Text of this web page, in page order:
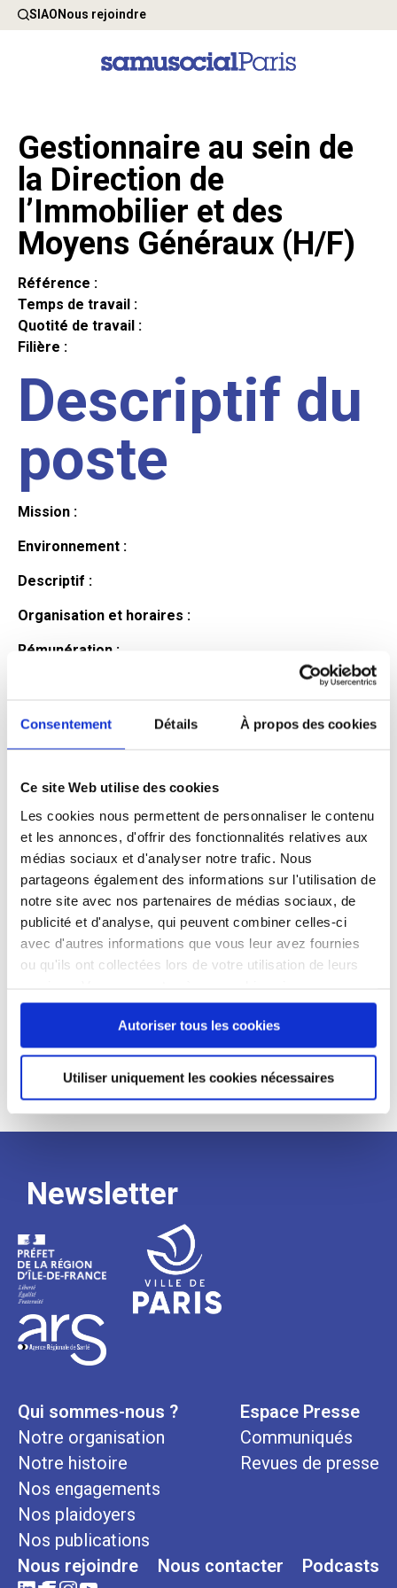
Consentement Détails À propos des cookies
Ce site Web utilise des cookies
Les cookies nous permettent de personnaliser le contenu
et les annonces, d'offrir des fonctionnalités relatives aux
médias sociaux et d'analyser notre trafic. Nous
partageons également des informations sur l'utilisation de
notre site avec nos partenaires de médias sociaux, de
publicité et d'analyse, qui peuvent combiner celles-ci
avec d'autres informations que vous leur avez fournies
ou qu'ils ont collectées lors de votre utilisation de leurs
continuez à utiliser notre site Web.
Autoriser tous les cookies
Utiliser uniquement les cookies nécessaires
SIAONous rejoindre
Gestionnaire au sein de
la Direction de
l’Immobilier et des
Moyens Généraux (H/F)
Référence :
Temps de travail :
Quotité de travail :
Filière :
Descriptif du
poste
Mission :
Environnement :
Descriptif :
Organisation et horaires :
Rémunération :
Profil du
candidat
Qualifications et diplômes :
Profil recherché :
Expérience :
Processus
de
recrutement
Newsletter
Qui sommes-nous ?
Notre organisation
Notre histoire
Nos engagements
Nos plaidoyers
Nos publications
Espace Presse
Communiqués
Revues de presse
Nous rejoindre Nous contacter Podcasts